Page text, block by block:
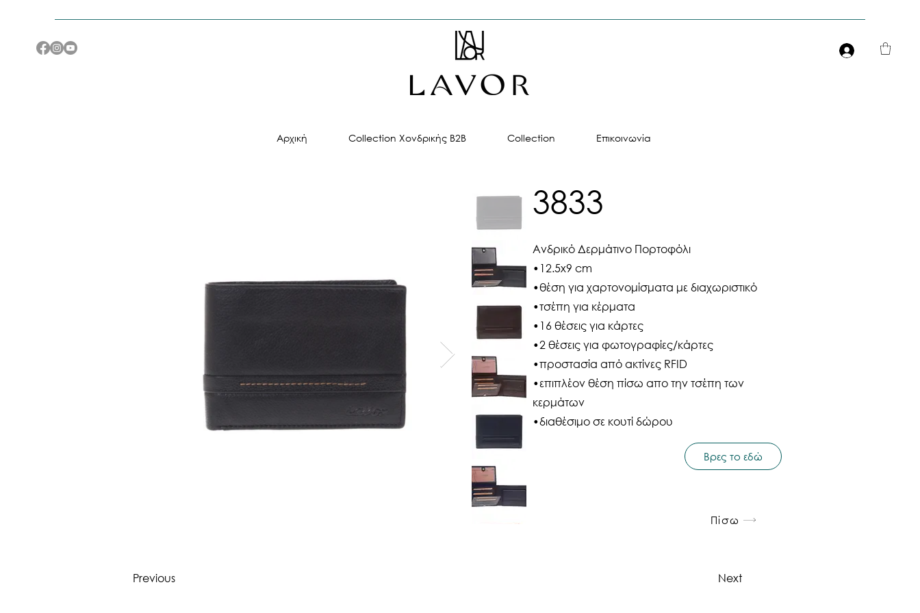
Είσοδος
Αρχική Collection Χονδρικής B2B Collection Επικοινωνία
Previous
3833
Ανδρικό Δερμάτινο Πορτοφόλι
•12.5x9 cm
•θέση για χαρτονομίσματα με διαχωριστικό
•τσέπη για κέρματα
•16 θέσεις για κάρτες
•2 θέσεις για φωτογραφίες/κάρτες
•προστασία από ακτίνες RFID
•επιπλέον θέση πίσω απο την τσέπη των
κερμάτων
•διαθέσιμο σε κουτί δώρου
Βρες το εδώ
Πίσω
Next